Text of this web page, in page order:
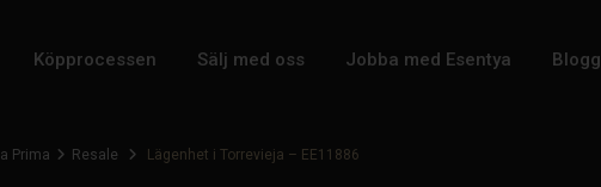
Köpprocessen Sälj med oss Jobba med Esentya Blogg
Prima Resale Lägenhet i Torrevieja – EE11886